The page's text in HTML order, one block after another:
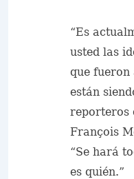
“Es
usted las
que fueron
están
reporteros
François
“Se hará
es quién.”